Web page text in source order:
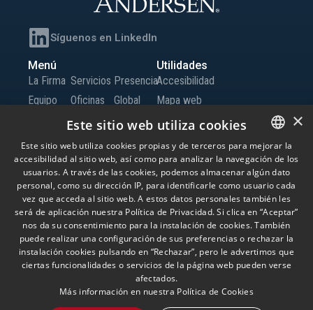
Síguenos en LinkedIn
Menú
La Firma
Equipo
Conocimiento
Servicios
Oficinas
Iberia
Oficinas
Globales
Presencia
Global
Trabaja
con
nosotros
Contacto
Utilidades
Accesibilidad
Mapa web
Canal de Información
© Andersen Tax LLC, Andersen Tax & Legal, S.L.P. y Andersen Tax & Legal Iberia,
S.L.P. Andersen Tax & Legal, S.L.P. y Andersen Tax & Legal Iberia, S.L.P. son las
firmas miembro españolas de Andersen Global, una ‘verein’ suiza compuesta
por firmas miembro que son entidades jurídicas independientes, localizadas
alrededor del mundo y que proporcionan servicios bajo su propio nombre o las
marcas “Andersen Tax” o “Andersen Tax & Legal”. Andersen Global no presta
servicios y no tiene responsabilidad sobre las acciones de otras firmas
miembro, que tampoco poseen responsabilidad por ninguna acción realizada
SPANISH
ENGLISH
PORTUGUESE
×
Este sitio web utiliza cookies
Este sitio web utiliza cookies propias y de terceros para mejorar la
accesibilidad al sitio web, así como para analizar la navegación de los
usuarios. A través de las cookies, podemos almacenar algún dato
personal, como su dirección IP, para identificarle como usuario cada
vez que acceda al sitio web. A estos datos personales también les
será de aplicación nuestra Política de Privacidad. Si clica en “Aceptar”
nos da su consentimiento para la instalación de cookies. También
puede realizar una configuración de sus preferencias o rechazar la
instalación cookies pulsando en “Rechazar”, pero le advertimos que
ciertas funcionalidades o servicios de la página web pueden verse
afectados.
Más información en nuestra Política de Cookies